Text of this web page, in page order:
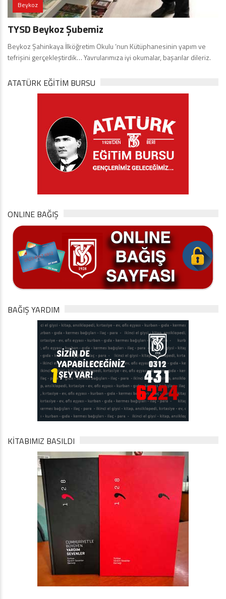
Beykoz
TYSD Beykoz Şubemiz
Beykoz Şahinkaya İlköğretim Okulu ‘nun Kütüphanesinin yapım ve
tefrişini gerçekleştirdik… Yavrularımıza iyi okumalar, başarılar dileriz.
ATATÜRK EĞITIM BURSU
ONLINE BAĞIŞ
BAĞIŞ YARDIM
KİTABIMIZ BASILDI